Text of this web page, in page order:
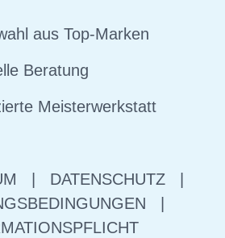
aus Top-Marken
Beratung
Meisterwerkstatt
DATENSCHUTZ